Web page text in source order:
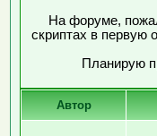
На форуме,
скриптах в первую
Планирую
Автор